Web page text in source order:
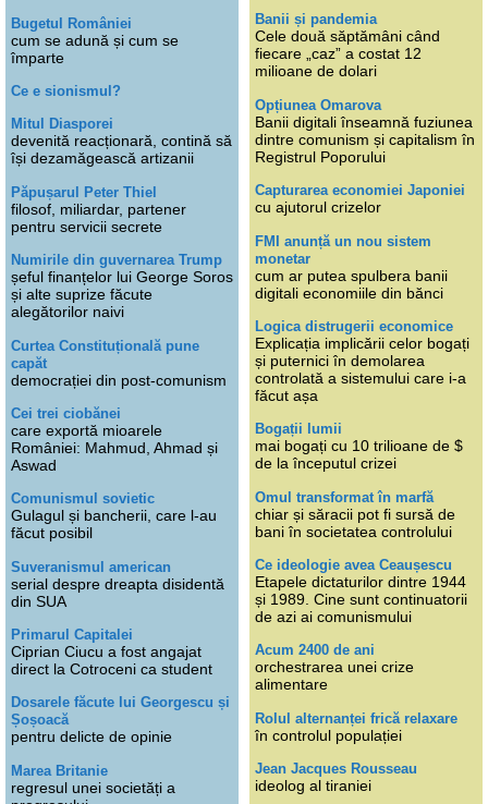
Bugetul României
cum se adună și cum se
împarte
Ce e sionismul?
Mitul Diasporei
devenită reacționară, contină să
își dezamăgească artizanii
Păpușarul Peter Thiel
filosof, miliardar, partener
pentru servicii secrete
Numirile din guvernarea Trump
șeful finanțelor lui George Soros
și alte suprize făcute
alegătorilor naivi
Curtea Constituțională pune
capăt
democrației din post-comunism
Cei trei ciobănei
care exportă mioarele
României: Mahmud, Ahmad și
Aswad
Comunismul sovietic
Gulagul și bancherii, care l-au
făcut posibil
Suveranismul american
serial despre dreapta disidentă
din SUA
Primarul Capitalei
Ciprian Ciucu a fost angajat
direct la Cotroceni ca student
Dosarele făcute lui Georgescu și
Șoșoacă
pentru delicte de opinie
Marea Britanie
regresul unei societăți a
Banii și pandemia
Cele două săptămâni când
fiecare „caz” a costat 12
milioane de dolari
Opțiunea Omarova
Banii digitali înseamnă fuziunea
dintre comunism și capitalism în
Registrul Poporului
Capturarea economiei Japoniei
cu ajutorul crizelor
FMI anunță un nou sistem
monetar
cum ar putea spulbera banii
digitali economiile din bănci
Logica distrugerii economice
Explicația implicării celor bogați
și puternici în demolarea
controlată a sistemului care i-a
făcut așa
Bogații lumii
mai bogați cu 10 trilioane de $
de la începutul crizei
Omul transformat în marfă
chiar și săracii pot fi sursă de
bani în societatea controlului
Ce ideologie avea Ceaușescu
Etapele dictaturilor dintre 1944
și 1989. Cine sunt continuatorii
de azi ai comunismului
Acum 2400 de ani
orchestrarea unei crize
alimentare
Rolul alternanței frică relaxare
în controlul populației
Jean Jacques Rousseau
ideolog al tiraniei